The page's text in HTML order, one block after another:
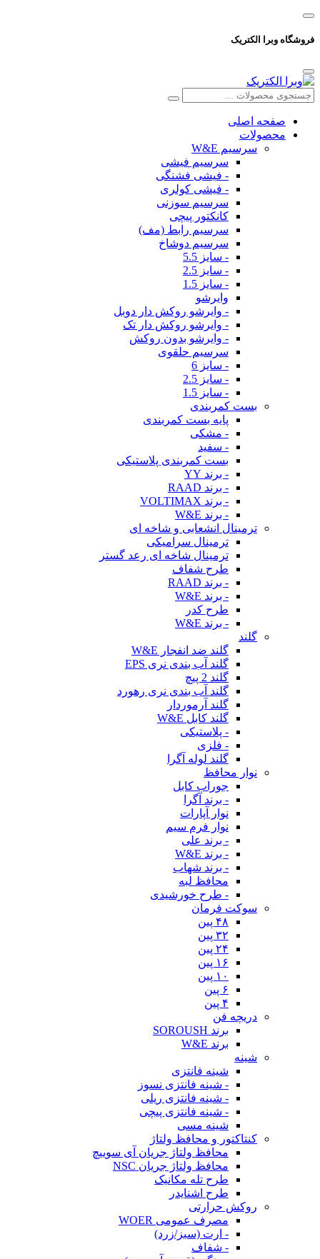
فروشگاه وبرا الکتریک
صفحه اصلی
محصولات
سرسیم W&E
سرسیم فیشی
- فیشی فشنگی
- فیشی کولری
سرسیم سوزنی
کانکتور پیچی
سرسیم رابط (مف)
سرسیم دوشاخ
- سایز 5.5
- سایز 2.5
- سایز 1.5
وایرشو
- وایرشو روکش دار دوبل
- وایرشو روکش دار تک
- وایرشو بدون روکش
سرسیم حلقوی
- سایز 6
- سایز 2.5
- سایز 1.5
بست کمربندی
پایه بست کمربندی
- مشکی
- سفید
بست کمربندی پلاستیکی
- برند YY
- برند RAAD
- برند VOLTIMAX
- برند W&E
ترمینال انشعابی و شاخه ای
ترمینال سرامیکی
ترمینال شاخه ای رعد گستر
طرح شفاف
- برند RAAD
- برند W&E
طرح کدر
- برند W&E
گلند
گلند ضد انفجار W&E
گلند آب بندی نری EPS
گلند 2 پیچ
گلند آب بندی نری رهورد
گلند آرموردار
گلند کابل W&E
- پلاستیکی
- فلزی
گلند لوله آگرا
نوار محافظ
جوراب کابل
- برند آگرا
نوار آپارات
نوار فرم سیم
- برند علی
- برند W&E
- برند شهاب
محافظ لبه
- طرح خورشیدی
سوکت فرمان
۴۸ پین
۳۲ پین
۲۴ پین
۱۶ پین
۱۰ پین
۶ پین
۴ پین
دریچه فن
برند SOROUSH
برند W&E
شینه
شینه فانتزی
- شینه فانتزی نسوز
- شینه فانتزی ریلی
- شینه فانتزی پیچی
شینه مسی
کنتاکتور و محافظ ولتاژ
محافظ ولتاژ جریان آی سوییچ
محافظ ولتاژ جریان NSC
طرح تله مکانیک
طرح اشنایدر
روکش حرارتی
مصرف عمومی WOER
- ارت (سبز/زرد)
- شفاف